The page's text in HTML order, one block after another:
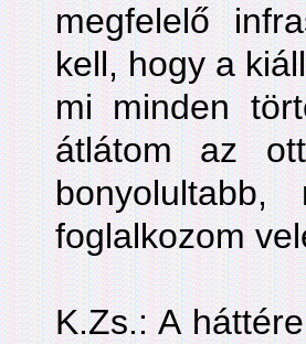
megfelelő
kell, hogy a
mi minden
átlátom az
foglalkozom
K.Zs.: A